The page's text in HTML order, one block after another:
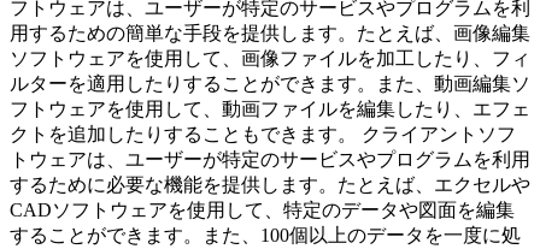
フトウェアは、ユーザーが特定のサービスやプログラムを利
用するための簡単な手段を提供します。たとえば、画像編集
ソフトウェアを使用して、画像ファイルを加工したり、フィ
ルターを適用したりすることができます。また、動画編集ソ
フトウェアを使用して、動画ファイルを編集したり、エフェ
クトを追加したりすることもできます。 クライアントソフ
トウェアは、ユーザーが特定のサービスやプログラムを利用
するために必要な機能を提供します。たとえば、エクセルや
CADソフトウェアを使用して、特定のデータや図面を編集
することができます。また、100個以上のデータを一度に処